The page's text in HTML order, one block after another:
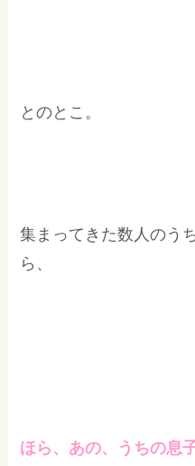
とのとこ。
集まってきた数人のう
ら、
ほら、あの、うちの息